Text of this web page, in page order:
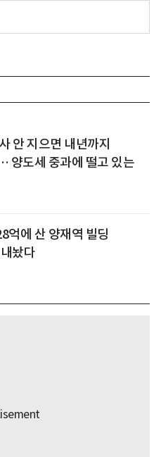
안 지으면 내년까지
양도세 중과에 떨고 있는
억에 산 양재역 빌딩
놨다